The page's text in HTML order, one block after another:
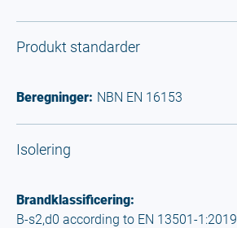
Produkt standarder
Beregninger: NBN EN 16153
Isolering
Brandklassificering:
B-s2,d0 according to EN 13501-1:2019